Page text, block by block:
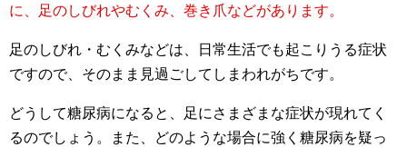
に、足のしびれやむくみ、巻き爪などがあります。
足のしびれ・むくみなどは、日常生活でも起こりうる症状
ですので、そのまま見過ごしてしまわれがちです。
どうして糖尿病になると、足にさまざまな症状が現れてく
るのでしょう。また、どのような場合に強く糖尿病を疑っ